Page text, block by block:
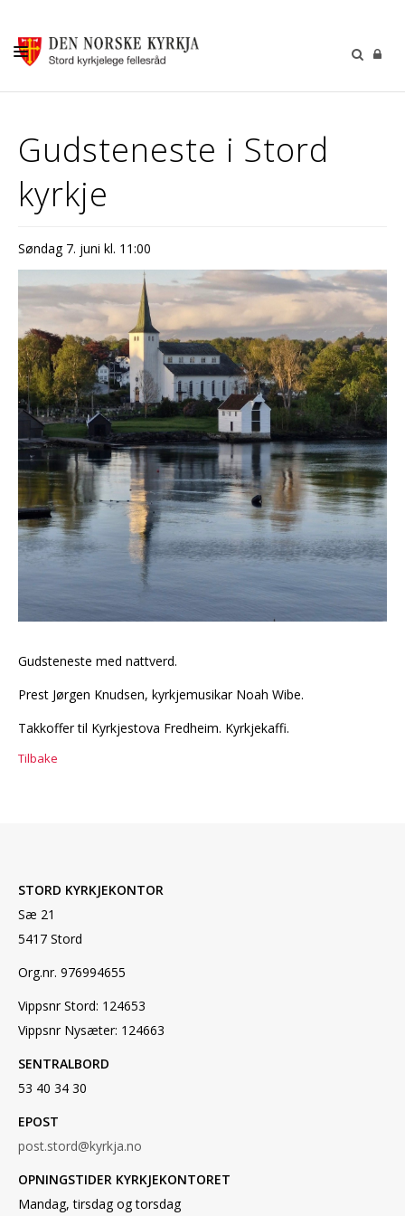
GUDSTENESTER
DÅP VIGSEL GRAVFERD
BARN OG UNGDOM
SOKNERÅDA
INFORMASJON
KONTAKT OSS
GI EI GÅVE
Gudsteneste i Stord
kyrkje
Søndag 7. juni kl. 11:00
Gudsteneste med nattverd.
Prest Jørgen Knudsen, kyrkjemusikar Noah Wibe.
Takkoffer til Kyrkjestova Fredheim. Kyrkjekaffi.
Tilbake
STORD KYRKJEKONTOR
Sæ 21
5417 Stord
Org.nr. 976994655
Vippsnr Stord: 124653
Vippsnr Nysæter: 124663
SENTRALBORD
53 40 34 30
EPOST
post.stord@kyrkja.no
OPNINGSTIDER KYRKJEKONTORET
Mandag, tirsdag og torsdag